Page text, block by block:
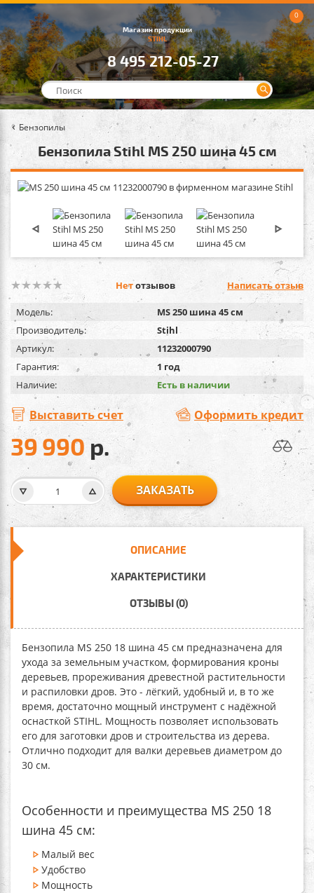
Магазин продукции
STIHL
8 495 212-05-27
0
Бензопилы
Бензопила Stihl MS 250 шина 45 см
Нетотзывов Написать отзыв
Модель:
MS 250 шина 45 см
Производитель:
Stihl
Артикул:
11232000790
Гарантия:
1 год
Наличие:
Есть в наличии
Выставить счет Оформить кредит
39 990р.
ЗАКАЗАТЬ
ОПИСАНИЕ
ХАРАКТЕРИСТИКИ
ОТЗЫВЫ (0)
Бензопила MS 250 18 шина 45 см предназначена для
ухода за земельным участком, формирования кроны
деревьев, прореживания древестной растительности
и распиловки дров. Это - лёгкий, удобный и, в то же
время, достаточно мощный инструмент с надёжной
оснасткой STIHL. Мощность позволяет использовать
его для заготовки дров и строительства из дерева.
Отлично подходит для валки деревьев диаметром до
30 см.
Особенности и преимущества MS 250 18
шина 45 см:
Малый вес
Удобство
Мощность